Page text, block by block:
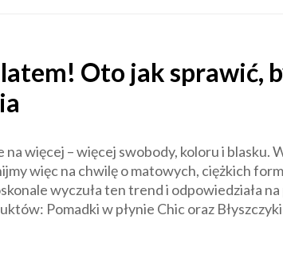
Oto jak sprawić,
więcej – więcej swobody, koloru i blasku.
więc na chwilę o matowych, ciężkich
wyczuła ten trend i odpowiedziała
Pomadki w płynie Chic oraz Błyszczyki